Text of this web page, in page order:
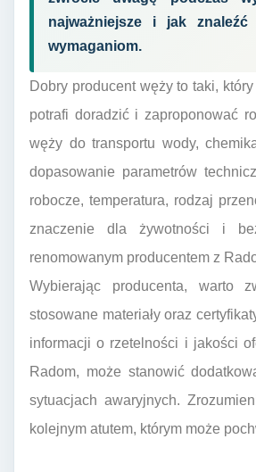
najważniejsze i jak
wymaganiom.
Dobry producent węży to taki,
potrafi doradzić i zaproponować
węży do transportu wody,
dopasowanie parametrów
robocze, temperatura, rodzaj
znaczenie dla żywotności i
renomowanym producentem z
Wybierając producenta, warto
stosowane materiały oraz
informacji o rzetelności i jakości
Radom, może stanowić
sytuacjach awaryjnych.
kolejnym atutem, którym może